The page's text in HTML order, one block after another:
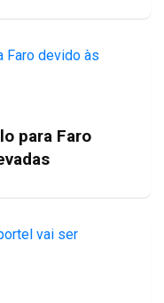
para Faro